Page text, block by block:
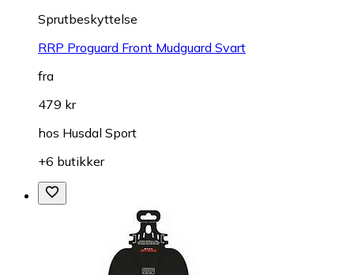
Sprutbeskyttelse
RRP Proguard Front Mudguard Svart
fra
479 kr
hos Husdal Sport
+6 butikker